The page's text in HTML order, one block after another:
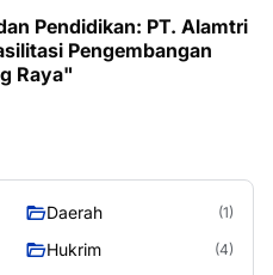
Pendidikan: PT. Alamtri
Pengembangan
Raya"
Daerah (1)
Hukrim (4)